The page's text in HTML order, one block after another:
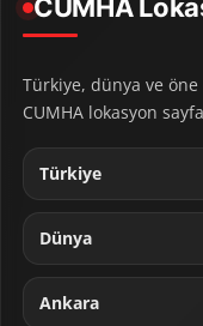
CUMHA
Türkiye, dünya ve
CUMHA lokasyon
Türkiye
Dünya
Ankara